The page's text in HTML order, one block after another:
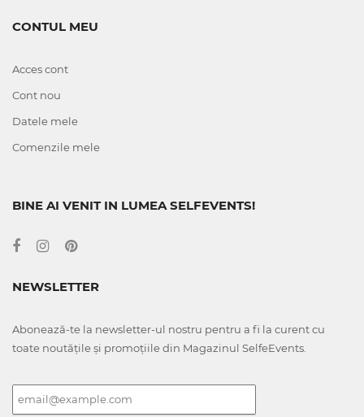
CONTUL MEU
Acces cont
Cont nou
Datele mele
Comenzile mele
BINE AI VENIT IN LUMEA SELFEVENTS!
NEWSLETTER
Abonează-te la newsletter-ul nostru pentru a fi la curent cu
toate noutățile și promoțiile din Magazinul SelfeEvents.